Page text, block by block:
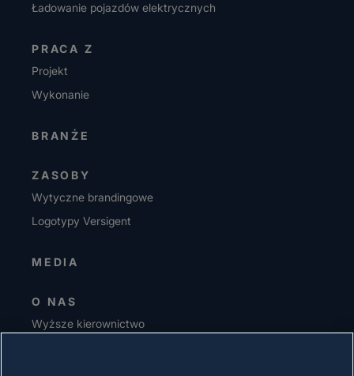
Ładowanie pojazdów elektrycznych
PRACA Z
Projekt
Wykonanie
BRANŻE
ZASOBY
Wytyczne brandingowe
Logotypy Versigent
MEDIA
O NAS
Wyższe kierownictwo